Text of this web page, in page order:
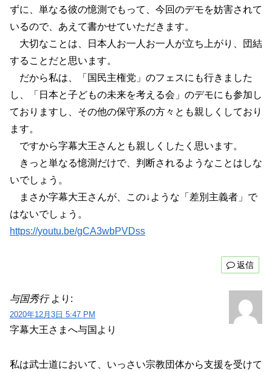
ずに、単なる彼の憶測でもって、今回のデモを妨害されて
いるので、あえて書かせていただきます。
大切なことは、日本人お一人お一人が立ち上がり、団結
することだと思います。
だから私は、「国民主権党」のフェスにも行きました
し、「日本と子どもの未来を考える会」のデモにも参加し
ておりますし、その他の保守系の方々とも親しくしており
ます。
ですから字幕大王さんとも親しくしたく思います。
きっと単なる憶測だけで、判断されるようなことはしな
いでしょう。
まさか字幕大王さんが、この↓ような「差別主義者」で
はないでしょう。
https://youtu.be/gCA3wbPVDss
返信
与国秀行 より:
2020年12月3日 5:47 PM
字幕大王さまへ与国より
私は武士道において、いっさい宗教団体から支援を受けて